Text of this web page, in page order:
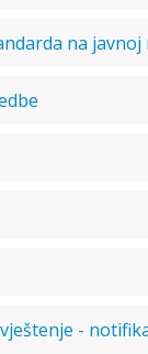
na javnoj
-